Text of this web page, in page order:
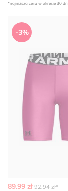
*najniższa cena w okresie 30
Szorty Under
-3%
89.99 zł 92.94 zł*